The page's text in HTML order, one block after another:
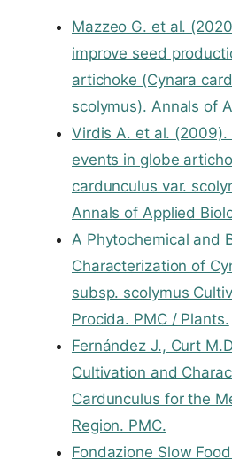
Mazzeo G. et al.
improve seed
artichoke (Cynara
scolymus). Annals of
Virdis A. et al. (2009).
events in globe
cardunculus var.
Annals of Applied
A Phytochemical and
Characterization of
subsp. scolymus
Procida. PMC / Plants.
Fernández J., Curt
Cultivation and
Cardunculus for the
Region. PMC.
Fondazione Slow